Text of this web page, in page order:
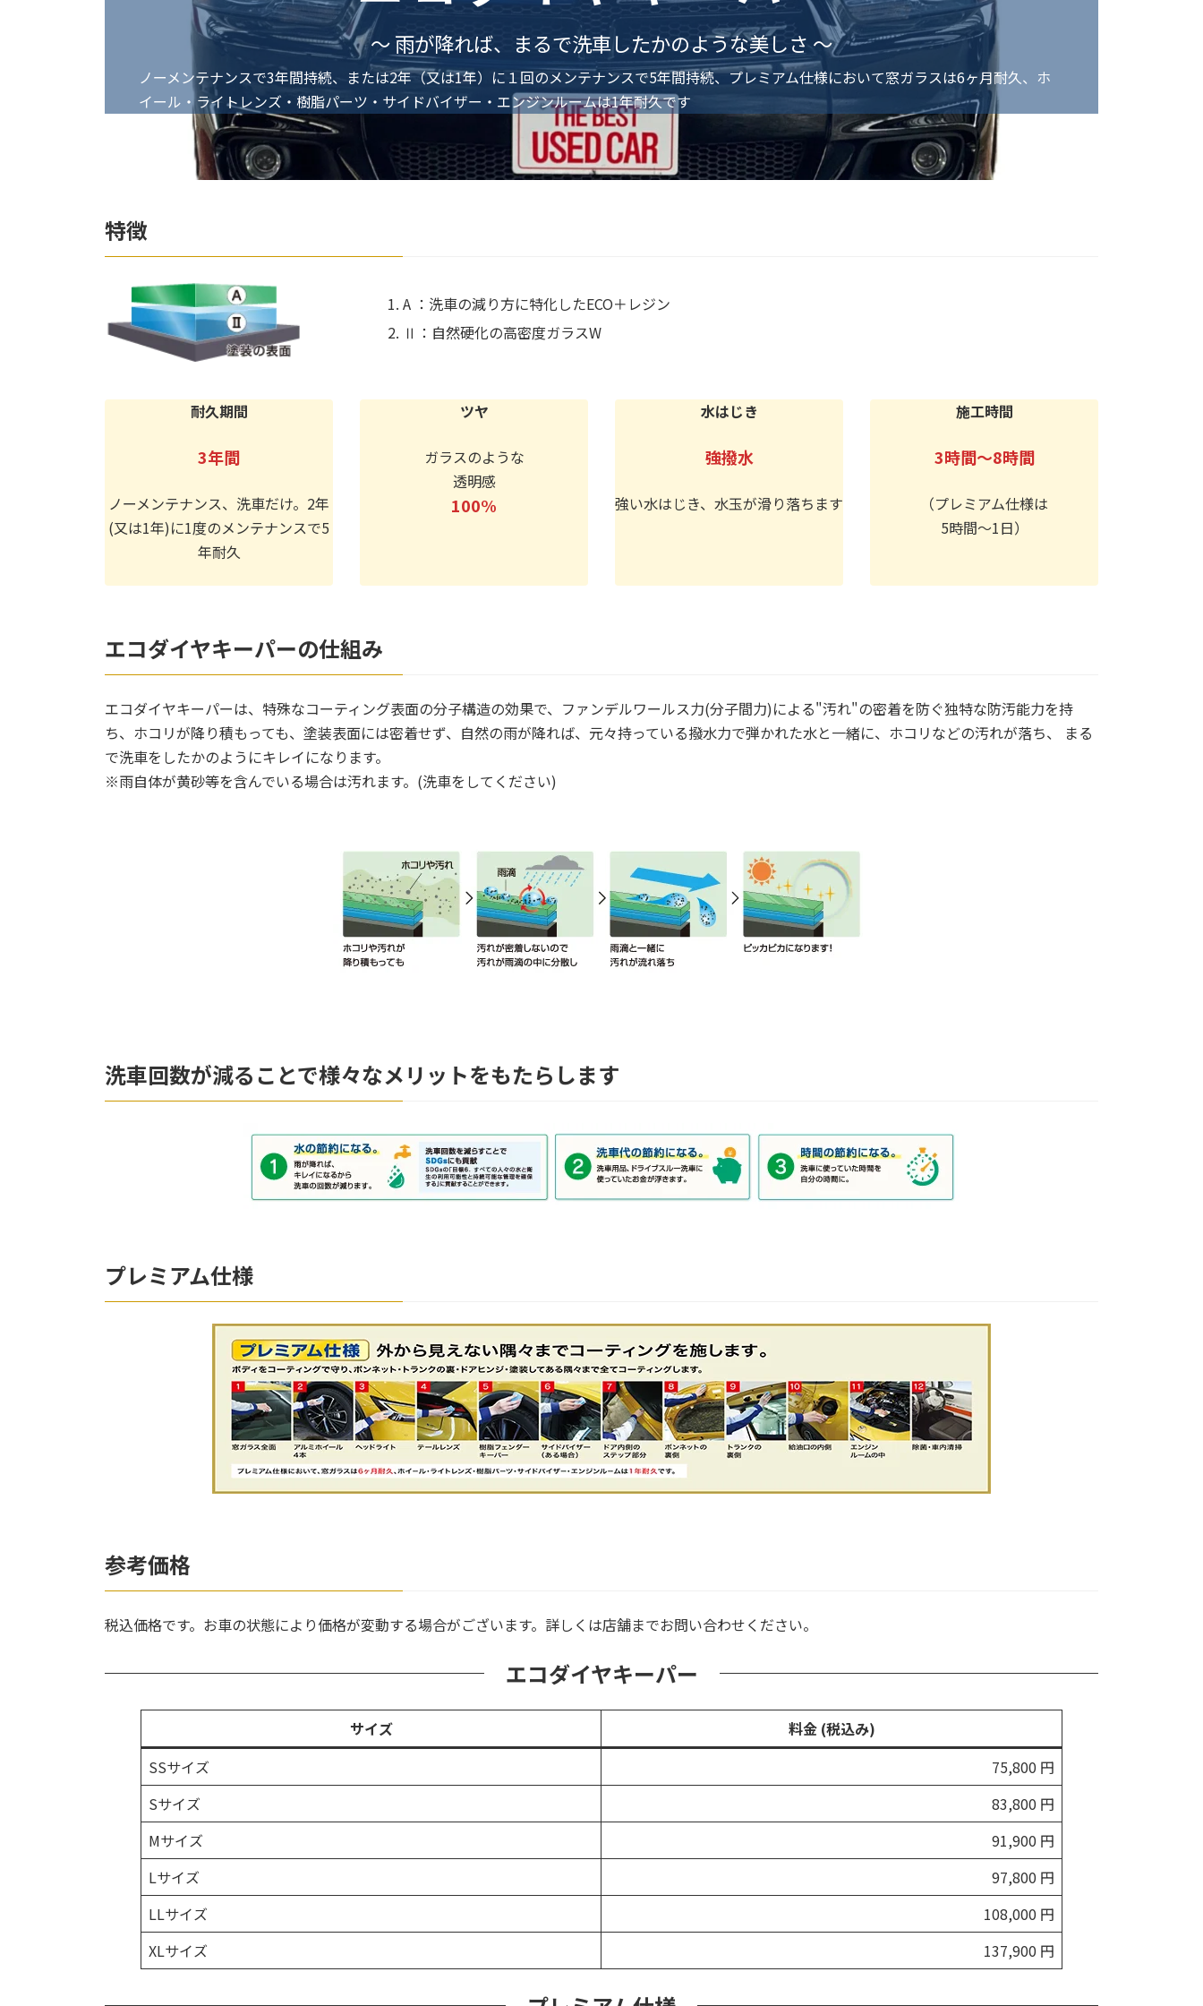
～ 雨が降れば、まるで洗車したかのような美しさ ～
ノーメンテナンスで3年間持続、または2年（又は1年）に１回のメンテナンスで5年間持続、プレミアム仕様において窓ガラスは6ヶ月耐久、ホ
イール・ライトレンズ・樹脂パーツ・サイドバイザー・エンジンルームは1年耐久です
特徴
A ：洗車の減り方に特化したECO＋レジン
Ⅱ：自然硬化の高密度ガラスW
耐久期間
3年間
ノーメンテナンス、洗車だけ。2年
(又は1年)に1度のメンテナンスで5
年耐久
ツヤ
ガラスのような
透明感
100%
水はじき
強撥水
強い水はじき、水玉が滑り落ちます
施工時間
3時間～8時間
（プレミアム仕様は
5時間～1日）
エコダイヤキーパーの仕組み
エコダイヤキーパーは、特殊なコーティング表面の分子構造の効果で、ファンデルワールス力(分子間力)による"汚れ"の密着を防ぐ独特な防汚能力を持
ち、ホコリが降り積もっても、塗装表面には密着せず、自然の雨が降れば、元々持っている撥水力で弾かれた水と一緒に、ホコリなどの汚れが落ち、 まる
で洗車をしたかのようにキレイになります。
※雨自体が黄砂等を含んでいる場合は汚れます。(洗車をしてください)
洗車回数が減ることで様々なメリットをもたらします
プレミアム仕様
参考価格
税込価格です。お車の状態により価格が変動する場合がございます。詳しくは店舗までお問い合わせください。
エコダイヤキーパー
サイズ
料金 (税込み)
SSサイズ
75,800 円
Sサイズ
83,800 円
Mサイズ
91,900 円
Lサイズ
97,800 円
LLサイズ
108,000 円
XLサイズ
137,900 円